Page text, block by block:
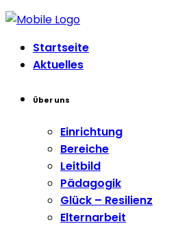
Startseite
Aktuelles
Über uns
Einrichtung
Bereiche
Leitbild
Pädagogik
Glück – Resilienz
Elternarbeit